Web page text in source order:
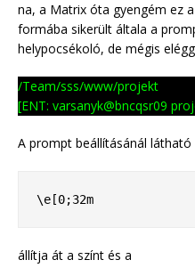
na, a Matrix óta gyengém ez
formába sikerült általa a
helypocsékoló, de mégis
/Team/sss/www/projekt
[ENT: varsanyk@bncqsr09
A prompt beállításánál látható
\e[0;32m
állítja át a színt és a